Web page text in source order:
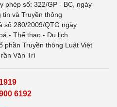
phép số: 322/GP - BC, ngày
và Truyền thông
số 280/2009/QTG ngày
- Thể thao - Du lịch
phần Truyền thông Luật Việt
Văn Trí
6192